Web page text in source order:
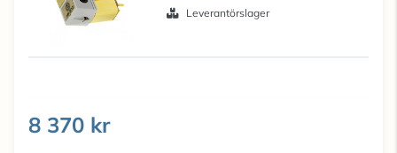
Leverantörslager
8 370 kr